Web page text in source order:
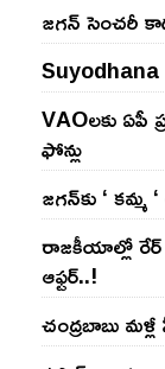
జ‌గ‌న్ సెంచ‌రీ
Suyodhana
VAOల‌కు ఏపీ
ఫోన్లు
జ‌గ‌న్‌కు ‘ క‌మ్మ
రాజ‌కీయాల్లో రేర్
ఆఫ్ట‌ర్‌..!
చంద్ర‌బాబు